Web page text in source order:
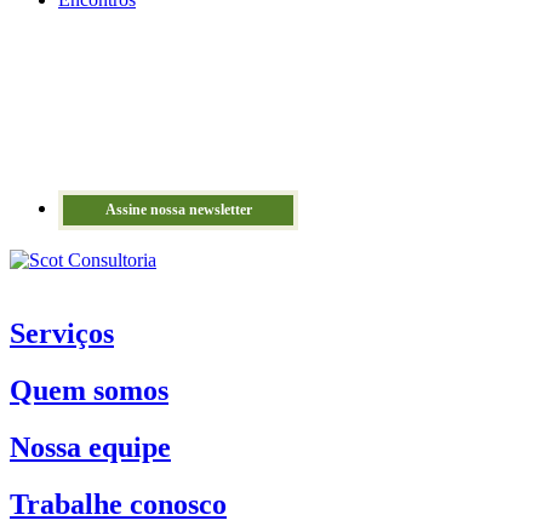
Assine nossa newsletter
Serviços
Quem somos
Nossa equipe
Trabalhe conosco